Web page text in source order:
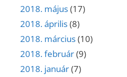
2018. május(17)
2018. április(8)
2018. március(10)
2018. február(9)
2018. január(7)